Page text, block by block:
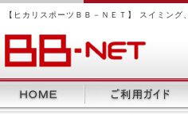
【ヒカリスポーツＢＢ－ＮＥＴ】 スイミン